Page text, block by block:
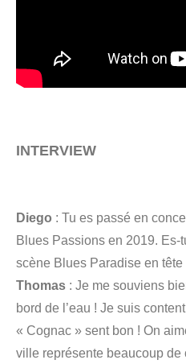
INTERVIEW
Diego : Tu es passé en
Blues Passions en 2019. Es-
scène Blues Paradise en tête
Thomas : Je me souviens
bord de l’eau ! Je suis
« Cognac » sent bon ! On
ville représente beaucoup de